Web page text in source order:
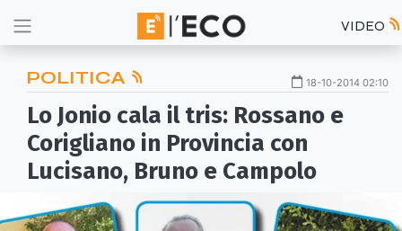
VIDEO
POLITICA 18-10-2014 02:10
Lo Jonio cala il tris: Rossano e
Corigliano in Provincia con
Lucisano, Bruno e Campolo